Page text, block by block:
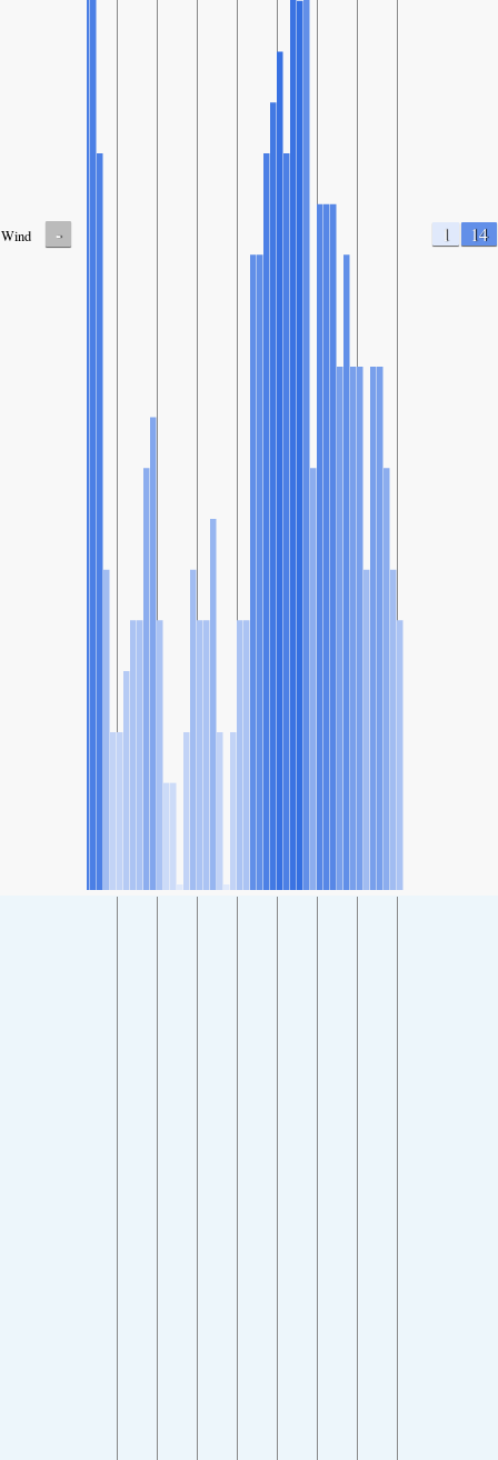
Wind - 1 14